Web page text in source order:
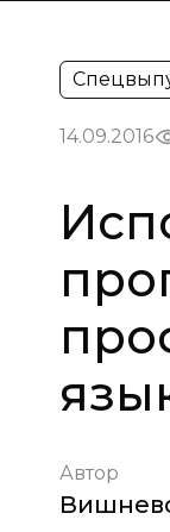
14.09.2016
Автор